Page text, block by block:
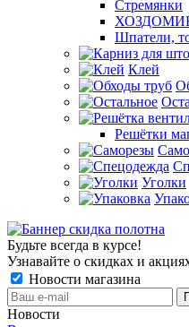
Стремянки
Шпатели,
Клей
Решётки
Уголки
Будьте всегда в курсе!
Узнавайте о скидках и
Новости магазина
Новости